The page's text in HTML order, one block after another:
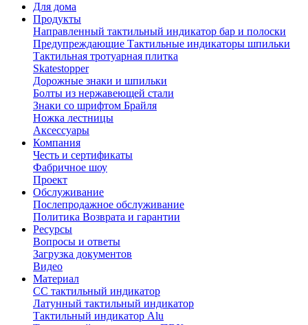
Для дома
Продукты
Направленный тактильный индикатор бар и полоски
Предупреждающие Тактильные индикаторы шпильки
Тактильная тротуарная плитка
Skatestopper
Дорожные знаки и шпильки
Болты из нержавеющей стали
Знаки со шрифтом Брайля
Ножка лестницы
Аксессуары
Компания
Честь и сертификаты
Фабричное шоу
Проект
Обслуживание
Послепродажное обслуживание
Политика Возврата и гарантии
Ресурсы
Вопросы и ответы
Загрузка документов
Видео
Материал
СС тактильный индикатор
Латунный тактильный индикатор
Тактильный индикатор Alu